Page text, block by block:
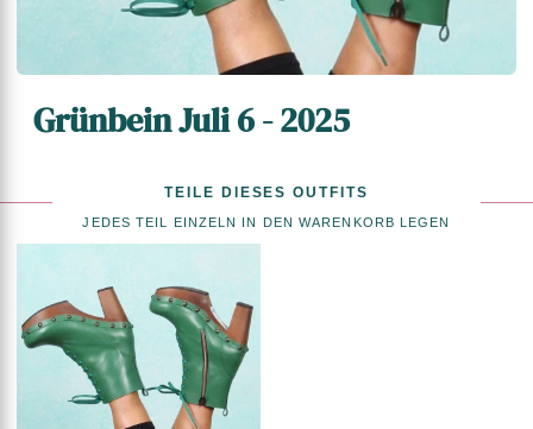
Grünbein Juli 6 - 2025
TEILE DIESES OUTFITS
JEDES TEIL EINZELN IN DEN WARENKORB LEGEN